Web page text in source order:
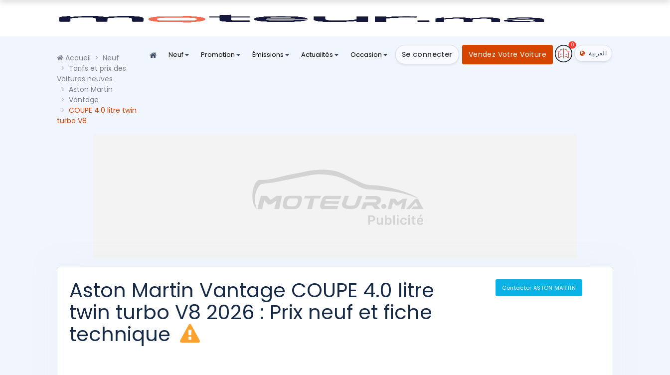
Neuf Promotion Émissions Actualités Occasion Se connecter Vendez Votre Voiture
0
العربية Accueil
Neuf
Tarifs et prix des
Voitures neuves
Aston Martin
Vantage
COUPE 4.0 litre twin
turbo V8
Aston Martin Vantage COUPE 4.0 litre
twin turbo V8 2026 : Prix neuf et fiche
technique
Contacter ASTON MARTIN